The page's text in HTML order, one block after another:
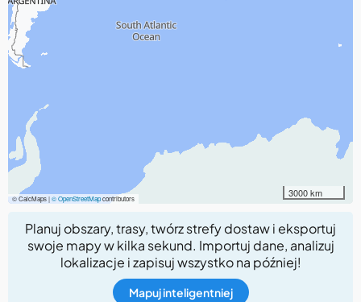
© CalcMaps |© OpenStreetMapcontributors 3000 km
Planuj obszary, trasy, twórz strefy dostaw i eksportuj
swoje mapy w kilka sekund. Importuj dane, analizuj
lokalizacje i zapisuj wszystko na później!
Mapuj inteligentniej